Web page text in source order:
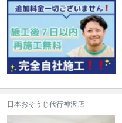
日本おそうじ代行神沢店